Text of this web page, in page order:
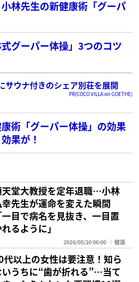
小林先生の新健康術「グーパ
グーパー体操」3つのコツ
サウナ付きのシェア別荘を展開
PR(COCO VILLA on GOETHE)
術「グーパー体操」の効果
果が！
天堂大教授を定年退職…小林
先生が運命を変えた瞬間
一目で病名を見抜き、一目置
るように」
2026/05/20 06:00 健康
代以上の女性は要注意！知ら
いうちに“歯が折れる”…当て